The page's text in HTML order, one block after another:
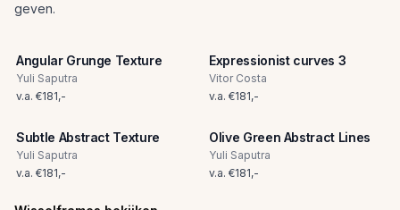
geven.
Angular Grunge Texture
Yuli Saputra
v.a. €181,-
Expressionist curves 3
Vitor Costa
v.a. €181,-
Subtle Abstract Texture
Yuli Saputra
v.a. €181,-
Olive Green Abstract Lines
Yuli Saputra
v.a. €181,-